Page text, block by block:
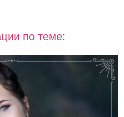
по теме: